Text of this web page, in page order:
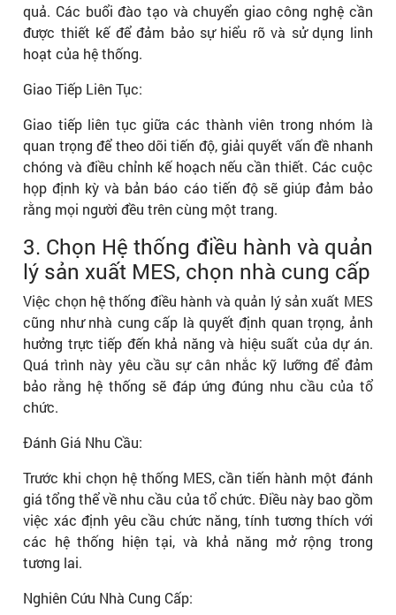
quả. Các buổi đào tạo và chuyển giao công nghệ cần
được thiết kế để đảm bảo sự hiểu rõ và sử dụng linh
hoạt của hệ thống.
Giao Tiếp Liên Tục:
Giao tiếp liên tục giữa các thành viên trong nhóm là
quan trọng để theo dõi tiến độ, giải quyết vấn đề nhanh
chóng và điều chỉnh kế hoạch nếu cần thiết. Các cuộc
họp định kỳ và bản báo cáo tiến độ sẽ giúp đảm bảo
rằng mọi người đều trên cùng một trang.
3. Chọn Hệ thống điều hành và quản
lý sản xuất MES, chọn nhà cung cấp
Việc chọn hệ thống điều hành và quản lý sản xuất MES
cũng như nhà cung cấp là quyết định quan trọng, ảnh
hưởng trực tiếp đến khả năng và hiệu suất của dự án.
Quá trình này yêu cầu sự cân nhắc kỹ lưỡng để đảm
bảo rằng hệ thống sẽ đáp ứng đúng nhu cầu của tổ
chức.
Đánh Giá Nhu Cầu:
Trước khi chọn hệ thống MES, cần tiến hành một đánh
giá tổng thể về nhu cầu của tổ chức. Điều này bao gồm
việc xác định yêu cầu chức năng, tính tương thích với
các hệ thống hiện tại, và khả năng mở rộng trong
tương lai.
Nghiên Cứu Nhà Cung Cấp: